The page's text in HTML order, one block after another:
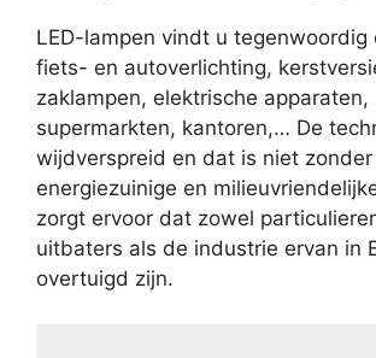
LED-lampen vindt u tegenwoordig
fiets- en autoverlichting,
zaklampen, elektrische apparaten,
supermarkten, kantoren,… De
wijdverspreid en dat is niet
energiezuinige en
zorgt ervoor dat zowel
uitbaters als de industrie ervan in
overtuigd zijn.